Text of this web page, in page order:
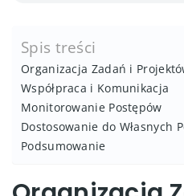
Spis treści
Organizacja Zadań i
Współpraca i Komunikacja
Monitorowanie Postępów
Dostosowanie do Własnych
Podsumowanie